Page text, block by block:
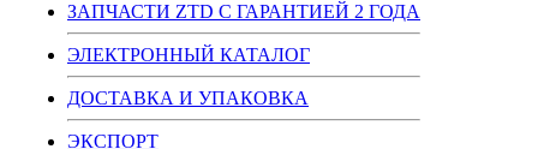
ЗАПЧАСТИ ZTD С ГАРАНТИЕЙ 2 ГОДА
ЭЛЕКТРОННЫЙ КАТАЛОГ
ДОСТАВКА И УПАКОВКА
ЭКСПОРТ